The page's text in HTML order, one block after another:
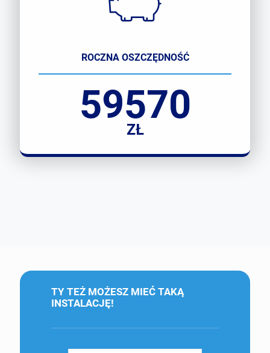
ROCZNA OSZCZĘDNOŚĆ
59570
ZŁ
TY TEŻ MOŻESZ MIEĆ TAKĄ
INSTALACJĘ!